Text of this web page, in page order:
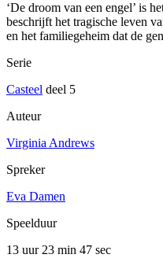
‘De droom van een engel’ is
beschrijft het tragische leven
en het familiegeheim dat de
Serie
Casteel deel 5
Auteur
Virginia Andrews
Spreker
Eva Damen
Speelduur
13 uur 23 min 47 sec